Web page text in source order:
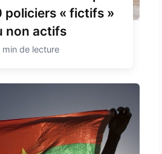
policiers « fictifs »
non actifs
min de lecture